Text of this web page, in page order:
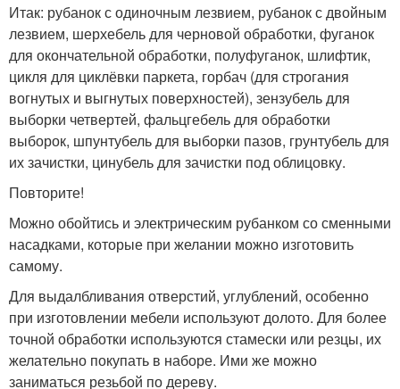
Итак: рубанок с одиночным лезвием, рубанок с двойным
лезвием, шерхебель для черновой обработки, фуганок
для окончательной обработки, полуфуганок, шлифтик,
цикля для циклёвки паркета, горбач (для строгания
вогнутых и выгнутых поверхностей), зензубель для
выборки четвертей, фальцгебель для обработки
выборок, шпунтубель для выборки пазов, грунтубель для
их зачистки, цинубель для зачистки под облицовку.
Повторите!
Можно обойтись и электрическим рубанком со сменными
насадками, которые при желании можно изготовить
самому.
Для выдалбливания отверстий, углублений, особенно
при изготовлении мебели используют долото. Для более
точной обработки используются стамески или резцы, их
желательно покупать в наборе. Ими же можно
заниматься резьбой по дереву.